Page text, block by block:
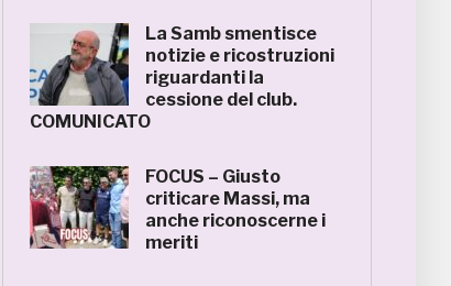
La Samb smentisce
notizie e ricostruzioni
riguardanti la
cessione del club.
COMUNICATO
FOCUS – Giusto
criticare Massi, ma
anche riconoscerne i
meriti